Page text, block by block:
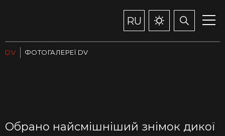
RU
DV ФОТОГАЛЕРЕЇ DV
Обрано найсмішніший знімок дикої